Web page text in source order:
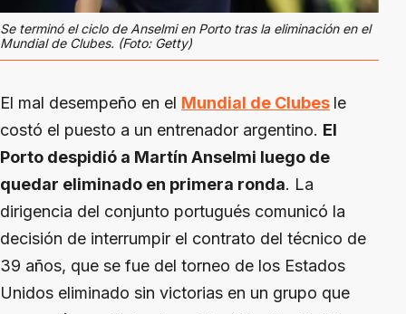
Se terminó el ciclo de Anselmi en Porto tras la eliminación en el
Mundial de Clubes. (Foto: Getty)
El mal desempeño en el Mundial de Clubes le
costó el puesto a un entrenador argentino. El
Porto despidió a Martín Anselmi luego de
quedar eliminado en primera ronda. La
dirigencia del conjunto portugués comunicó la
decisión de interrumpir el contrato del técnico de
39 años, que se fue del torneo de los Estados
Unidos eliminado sin victorias en un grupo que